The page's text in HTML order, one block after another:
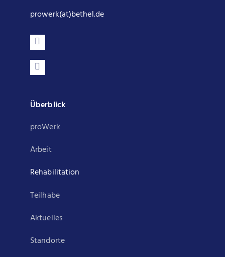
prowerk(at)bethel.de
Überblick
proWerk
Arbeit
Rehabilitation
Teilhabe
Aktuelles
Standorte